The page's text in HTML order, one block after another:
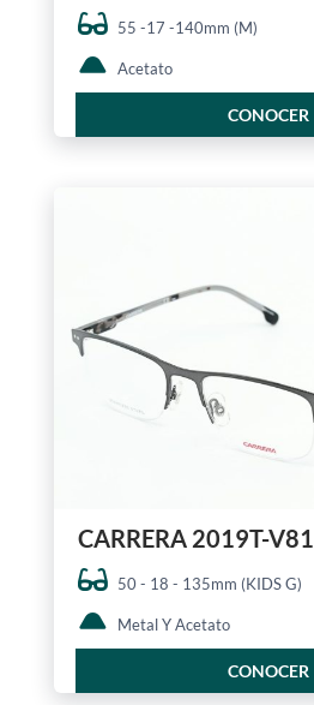
55 -17 -140mm (M)
Acetato
CONOCER
CARRERA 2019T-V81
50 - 18 - 135mm (KIDS G)
Metal Y Acetato
CONOCER